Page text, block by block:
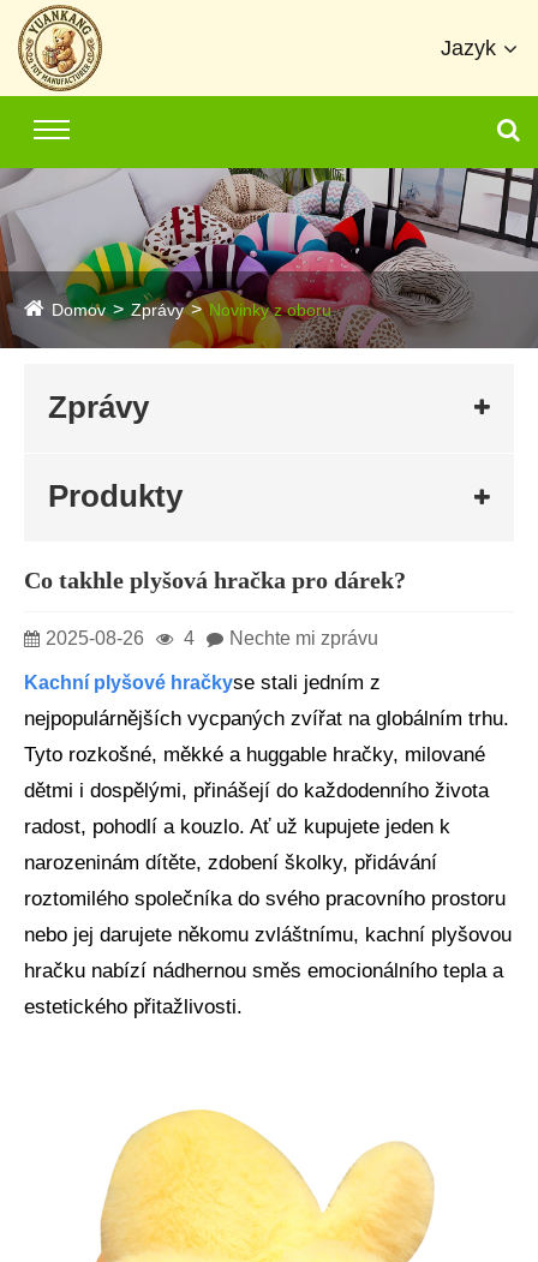
Jazyk
Domov Zprávy Novinky z oboru
Zprávy
Produkty
Co takhle plyšová hračka pro dárek?
2025-08-26 4 Nechte mi zprávu
Kachní plyšové hračkyse stali jedním z
nejpopulárnějších vycpaných zvířat na globálním trhu.
Tyto rozkošné, měkké a huggable hračky, milované
dětmi i dospělými, přinášejí do každodenního života
radost, pohodlí a kouzlo. Ať už kupujete jeden k
narozeninám dítěte, zdobení školky, přidávání
roztomilého společníka do svého pracovního prostoru
nebo jej darujete někomu zvláštnímu, kachní plyšovou
hračku nabízí nádhernou směs emocionálního tepla a
estetického přitažlivosti.